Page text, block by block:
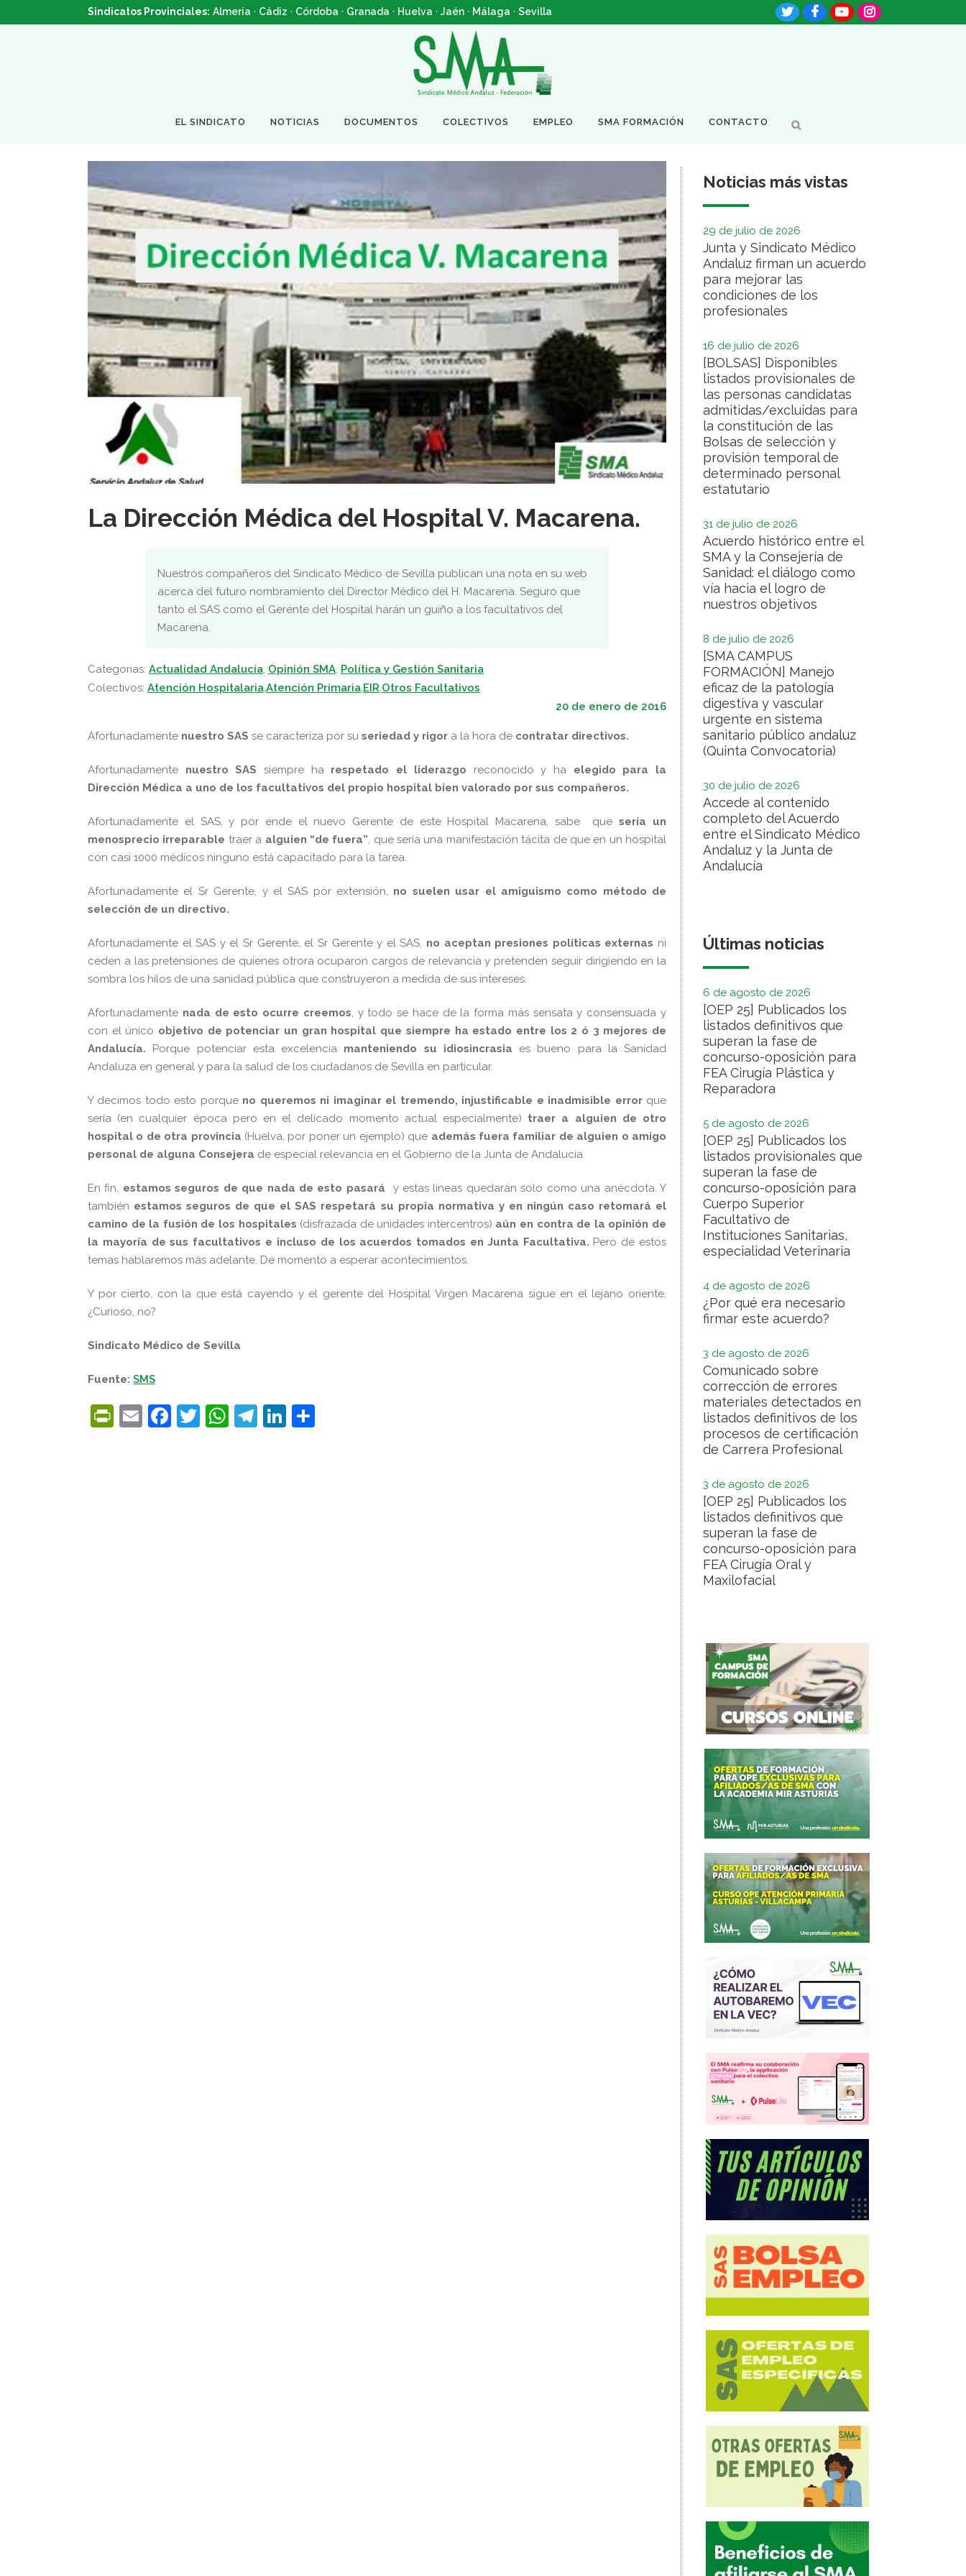
Sindicatos Provinciales: Almería · Cádiz · Córdoba · Granada · Huelva · Jaén · Málaga · Sevilla
EL SINDICATO NOTICIAS DOCUMENTOS COLECTIVOS EMPLEO SMA FORMACIÓN CONTACTO
La Dirección Médica del Hospital V. Macarena.
Nuestros compañeros del Sindicato Médico de Sevilla publican una nota en su web
acerca del futuro nombramiento del Director Médico del H. Macarena. Seguro que
tanto el SAS como el Gerente del Hospital harán un guiño a los facultativos del
Macarena.
Categorias: Actualidad Andalucía, Opinión SMA, Política y Gestión Sanitaria
Colectivos: Atención Hospitalaria,Atención Primaria,EIR,Otros Facultativos
20 de enero de 2016
Afortunadamente nuestro SAS se caracteriza por su seriedad y rigor a la hora de contratar directivos.
Afortunadamente nuestro SAS siempre harespetado el liderazgo reconocido y ha elegido para la
Dirección Médica a uno de los facultativos del propio hospital bien valorado por sus compañeros.
Afortunadamente el SAS, y por ende el nuevo Gerente de este Hospital Macarena, sabe quesería un
menosprecio irreparable traer a alguien “de fuera”, que sería una manifestación tácita de que en un hospital
con casi 1000 médicos ninguno está capacitado para la tarea.
Afortunadamente el Sr Gerente, y el SAS por extensión, no suelen usar el amiguismo como método de
selección de un directivo.
Afortunadamente el SAS y el Sr Gerente, el Sr Gerente y el SAS, no aceptan presiones políticas externas ni
ceden a las pretensiones de quienes otrora ocuparon cargos de relevancia y pretenden seguir dirigiendo en la
sombra los hilos de una sanidad pública que construyeron a medida de sus intereses.
Afortunadamente nada de esto ocurre creemos, y todo se hace de la forma más sensata y consensuada y
con el único objetivo de potenciar un gran hospital que siempre ha estado entre los 2 ó 3 mejores de
Andalucía. Porque potenciar esta excelencia manteniendo su idiosincrasia es bueno para la Sanidad
Andaluza en general y para la salud de los ciudadanos de Sevilla en particular.
Y decimos todo esto porque no queremos ni imaginarel tremendo, injustificable e inadmisible errorque
sería (en cualquier época pero en el delicado momento actual especialmente) traer a alguien de otro
hospital o de otra provincia (Huelva, por poner un ejemplo) que además fuera familiar de alguien o amigo
personal de alguna Consejera de especial relevancia en el Gobierno de la Junta de Andalucía.
En fin, estamos seguros de que nada de esto pasará y estas líneas quedarán solo como una anécdota. Y
también estamos seguros de que el SAS respetará su propia normativa y en ningún caso retomará el
camino de la fusión de los hospitales (disfrazada de unidades intercentros) aún en contra de la opinión de
la mayoría de sus facultativos e incluso de los acuerdos tomados en Junta Facultativa. Pero de estos
temas hablaremos más adelante. De momento a esperar acontecimientos.
Y por cierto, con la que está cayendo y el gerente del Hospital Virgen Macarena sigue en el lejano oriente.
¿Curioso, no?
Sindicato Médico de Sevilla
Fuente: SMS
PrintFriendly
EmailFacebook
Twitter
WhatsApp
Telegram
LinkedIn
Noticias más vistas
29 de julio de 2026
Junta y Sindicato Médico
Andaluz firman un acuerdo
para mejorar las
condiciones de los
profesionales
16 de julio de 2026
[BOLSAS] Disponibles
listados provisionales de
las personas candidatas
admitidas/excluidas para
la constitución de las
Bolsas de selección y
provisión temporal de
determinado personal
estatutario
31 de julio de 2026
Acuerdo histórico entre el
SMA y la Consejería de
Sanidad: el diálogo como
vía hacia el logro de
nuestros objetivos
8 de julio de 2026
[SMA CAMPUS
FORMACIÓN] Manejo
eficaz de la patología
digestiva y vascular
urgente en sistema
sanitario público andaluz
(Quinta Convocatoria)
30 de julio de 2026
Accede al contenido
completo del Acuerdo
entre el Sindicato Médico
Andaluz y la Junta de
Andalucía
Últimas noticias
6 de agosto de 2026
[OEP 25] Publicados los
listados definitivos que
superan la fase de
concurso-oposición para
FEA Cirugía Plástica y
Reparadora
5 de agosto de 2026
[OEP 25] Publicados los
listados provisionales que
superan la fase de
concurso-oposición para
Cuerpo Superior
Facultativo de
Instituciones Sanitarias,
especialidad Veterinaria
4 de agosto de 2026
¿Por qué era necesario
firmar este acuerdo?
3 de agosto de 2026
Comunicado sobre
corrección de errores
materiales detectados en
listados definitivos de los
procesos de certificación
de Carrera Profesional
3 de agosto de 2026
[OEP 25] Publicados los
listados definitivos que
superan la fase de
concurso-oposición para
FEA Cirugía Oral y
Maxilofacial